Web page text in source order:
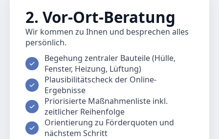
2. Vor-Ort-Beratung
Wir kommen zu Ihnen und besprechen alles
persönlich.
Begehung zentraler Bauteile (Hülle,
Fenster, Heizung, Lüftung)
Plausibilitätscheck der Online-
Ergebnisse
Priorisierte Maßnahmenliste inkl.
zeitlicher Reihenfolge
Orientierung zu Förderquoten und
nächstem Schritt